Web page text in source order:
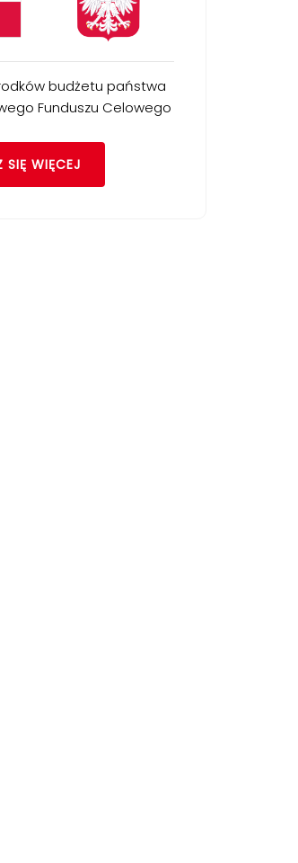
budżetu państwa
Funduszu Celowego
SIĘ WIĘCEJ